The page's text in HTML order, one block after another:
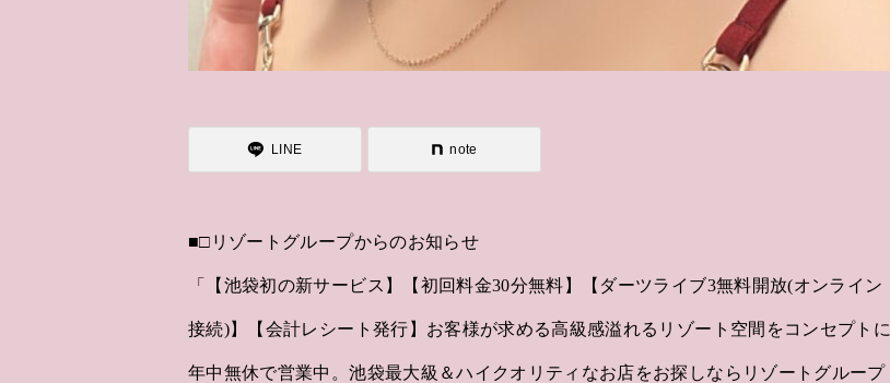
LINE note
■□リゾートグループからのお知らせ
「【池袋初の新サービス】【初回料金30分無料】【ダーツライブ3無料開放(オンライン
接続)】【会計レシート発行】お客様が求める高級感溢れるリゾート空間をコンセプトに
年中無休で営業中。池袋最大級＆ハイクオリティなお店をお探しならリゾートグループ